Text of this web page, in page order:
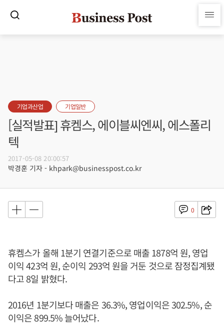
기업과산업 기업일반
[실적발표] 휴켐스, 에이블씨엔씨, 에스폴리
텍
2017-05-08 20:00:57
박경훈 기자 - khpark@businesspost.co.kr
0
휴켐스가 올해 1분기 연결기준으로 매출 1878억 원, 영업
이익 423억 원, 순이익 293억 원을 거둔 것으로 잠정집계됐
다고 8일 밝혔다.
2016년 1분기보다 매출은 36.3%, 영업이익은 302.5%, 순
이익은 899.5% 늘어났다.